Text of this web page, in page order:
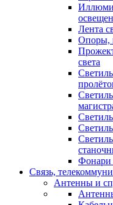
Лента
Опоры,
света
Фонари
Связь,
Антенны и